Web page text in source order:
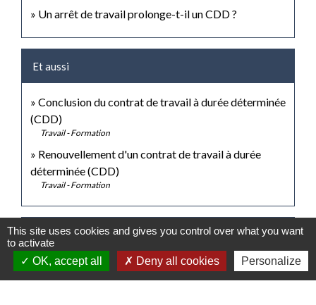
Un arrêt de travail prolonge-t-il un CDD ?
Et aussi
Conclusion du contrat de travail à durée déterminée
(CDD)
Travail - Formation
Renouvellement d'un contrat de travail à durée
déterminée (CDD)
Travail - Formation
Pour en savoir plus
Le contrat à durée déterminée (CDD)open_in_new
This site uses cookies and gives you control over what you want
to activate
OK, accept all
Deny all cookies Personalize